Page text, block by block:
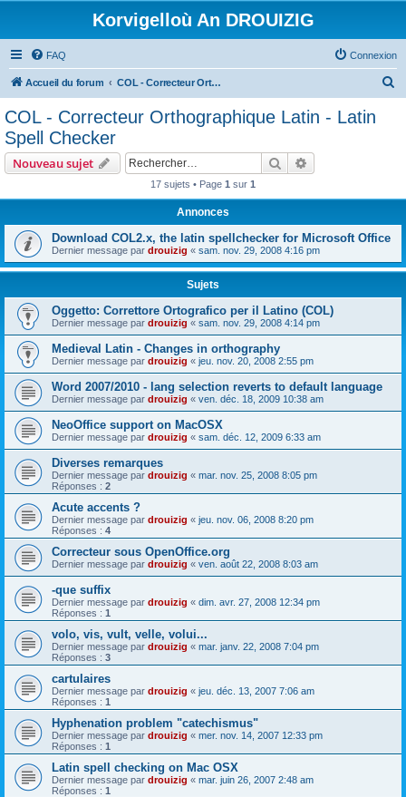
Korvigelloù An DROUIZIG
FAQ Connexion
Accueil du forum COL - Correcteur Orthographique Latin - Latin Spell Checker
COL - Correcteur Orthographique Latin - Latin
Spell Checker
Nouveau sujet Rechercher
17 sujets • Page 1 sur 1
Annonces
Download COL2.x, the latin spellchecker for Microsoft Office
Dernier message par drouizig « sam. nov. 29, 2008 4:16 pm
Sujets
Oggetto: Correttore Ortografico per il Latino (COL)
Dernier message par drouizig « sam. nov. 29, 2008 4:14 pm
Medieval Latin - Changes in orthography
Dernier message par drouizig « jeu. nov. 20, 2008 2:55 pm
Word 2007/2010 - lang selection reverts to default language
Dernier message par drouizig « ven. déc. 18, 2009 10:38 am
NeoOffice support on MacOSX
Dernier message par drouizig « sam. déc. 12, 2009 6:33 am
Diverses remarques
Dernier message par drouizig « mar. nov. 25, 2008 8:05 pm
Réponses : 2
Acute accents ?
Dernier message par drouizig « jeu. nov. 06, 2008 8:20 pm
Réponses : 4
Correcteur sous OpenOffice.org
Dernier message par drouizig « ven. août 22, 2008 8:03 am
-que suffix
Dernier message par drouizig « dim. avr. 27, 2008 12:34 pm
Réponses : 1
volo, vis, vult, velle, volui...
Dernier message par drouizig « mar. janv. 22, 2008 7:04 pm
Réponses : 3
cartulaires
Dernier message par drouizig « jeu. déc. 13, 2007 7:06 am
Réponses : 1
Hyphenation problem "catechismus"
Dernier message par drouizig « mer. nov. 14, 2007 12:33 pm
Réponses : 1
Latin spell checking on Mac OSX
Dernier message par drouizig « mar. juin 26, 2007 2:48 am
Réponses : 1